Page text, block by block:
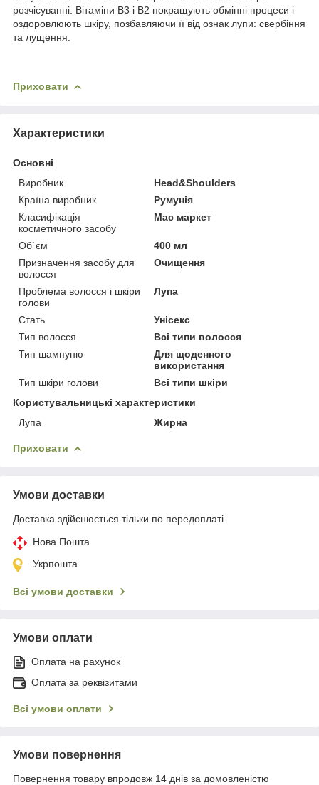
розчісуванні. Вітаміни В3 і В2 покращують обмінні процеси і
оздоровлюють шкіру, позбавляючи її від ознак лупи: свербіння
та лущення.
Приховати
Характеристики
Основні
Виробник
Head&Shoulders
Країна виробник
Румунія
Класифікація
косметичного засобу
Мас маркет
Об`єм
400 мл
Призначення засобу для
волосся
Очищення
Проблема волосся і шкіри
голови
Лупа
Стать
Унісекс
Тип волосся
Всі типи волосся
Тип шампуню
Для щоденного
використання
Тип шкіри голови
Всі типи шкіри
Користувальницькі характеристики
Лупа
Жирна
Приховати
Умови доставки
Доставка здійснюється тільки по передоплаті.
Нова Пошта
Укрпошта
Всі умови доставки
Умови оплати
Оплата на рахунок
Оплата за реквізитами
Всі умови оплати
Умови повернення
Повернення товару впродовж 14 днів за домовленістю